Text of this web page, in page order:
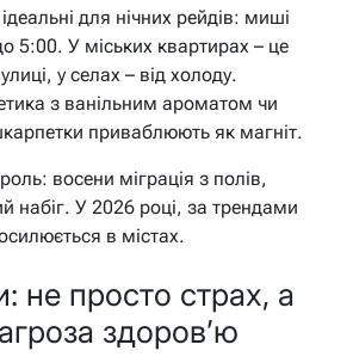
для нічних рейдів: миші
5:00. У міських квартирах – це
у селах – від холоду.
з ванільним ароматом чи
приваблюють як магніт.
восени міграція з полів,
набіг. У 2026 році, за трендами
в містах.
не просто страх, а
здоров’ю